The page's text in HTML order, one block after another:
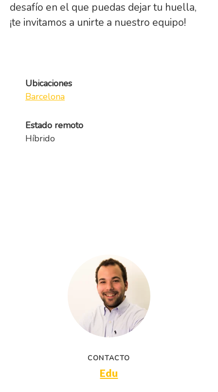
desafío en el que puedas dejar tu huella,
¡te invitamos a unirte a nuestro equipo!
Ubicaciones
Barcelona
Estado remoto
Híbrido
CONTACTO
Edu